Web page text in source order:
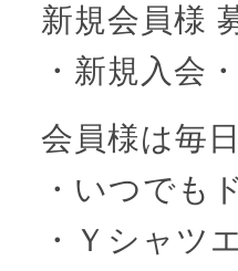
新規会員様
・新規入会
会員様は毎
・いつでも
・Ｙシャツ